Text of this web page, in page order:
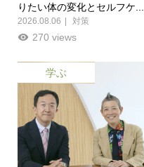
りたい体の変化とセルフケ...
2026.08.06 対策
270 views
学ぶ